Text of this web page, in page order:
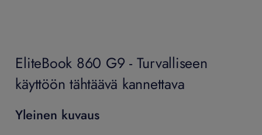
EliteBook 860 G9 - Turvalliseen
käyttöön tähtäävä kannettava
Yleinen kuvaus